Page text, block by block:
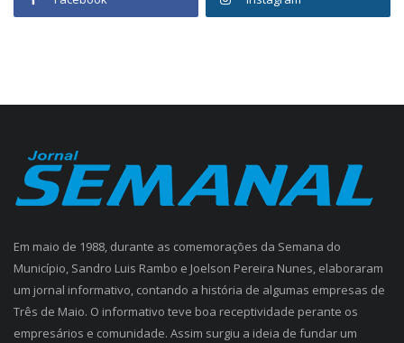
Em maio de 1988, durante as comemorações da Semana do
Município, Sandro Luis Rambo e Joelson Pereira Nunes, elaboraram
um jornal informativo, contando a história de algumas empresas de
Três de Maio. O informativo teve boa receptividade perante os
empresários e comunidade. Assim surgiu a ideia de fundar um